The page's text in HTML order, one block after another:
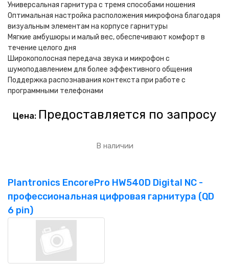
Универсальная гарнитура с тремя способами ношения
Оптимальная настройка расположения микрофона благодаря
визуальным элементам на корпусе гарнитуры
Мягкие амбушюры и малый вес, обеспечивают комфорт в
течение целого дня
Широкополосная передача звука и микрофон с
шумоподавлением для более эффективного общения
Поддержка распознавания контекста при работе с
программными телефонами
Цена: Предоставляется по запросу
В наличии
Plantronics EncorePro HW540D Digital NC -
профессиональная цифровая гарнитура (QD
6 pin)